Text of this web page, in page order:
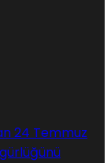
24 Temmuz